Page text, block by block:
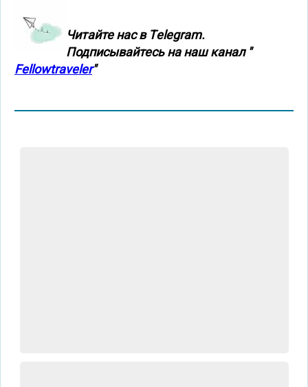
Читайте нас в Тelegram.
Подписывайтесь на наш канал "
Fellowtraveler"